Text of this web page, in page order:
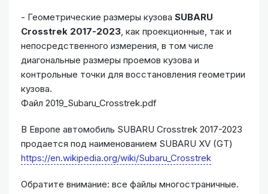
- Геометрические размеры кузова SUBARU
Crosstrek 2017-2023 , как проекционные, так и
непосредственного измерения, в том числе
диагональные размеры проемов кузова и
контрольные точки для восстановления геометрии
кузова.
Файл 2019_Subaru_Crosstrek.pdf
В Европе автомобиль SUBARU Crosstrek 2017-2023
продается под наименованием SUBARU XV (GT)
https://en.wikipedia.org/wiki/Subaru_Crosstrek
Обратите внимание: все файлы многостраничные.